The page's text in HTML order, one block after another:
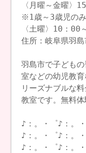
〈月曜～金曜〉
※1歳～3歳児の
〈土曜〉10：
住所：岐阜県羽
羽島市で子ども
室などの幼児教育
リーズナブルな
教室です。無料体
♪：。・゜♪：。
♪：。・゜♪：。
♪：。・゜♪：。